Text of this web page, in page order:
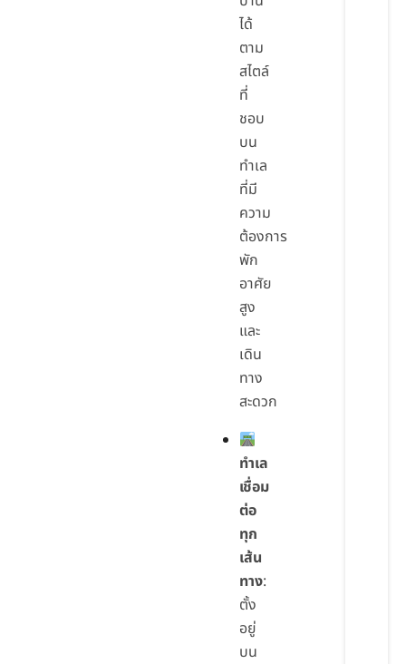
ได้
ตาม
สไตล์
ที่
ชอบ
บน
ทำเล
ที่มี
ความ
ต้องการ
พัก
อาศัย
สูง
และ
เดิน
ทาง
สะดวก
ทำเล
เชื่อม
ต่อ
ทุก
เส้น
ทาง:
ตั้ง
อยู่
บน